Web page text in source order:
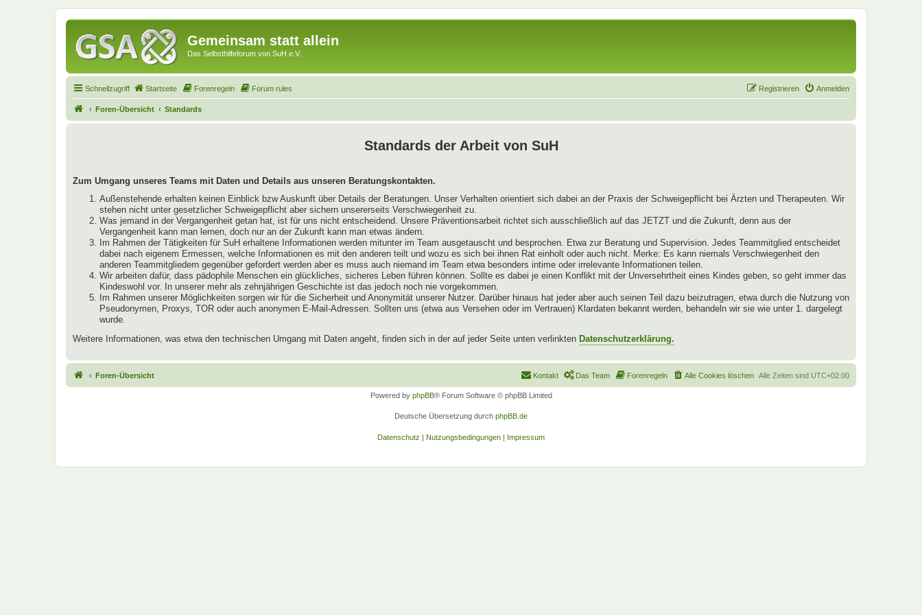
Gemeinsam statt allein
Das Selbsthilfeforum von SuH e.V.
Schnellzugriff Startseite Forenregeln Forum rules Anmelden
Registrieren
Foren-Übersicht Standards
Standards der Arbeit von SuH
Zum Umgang unseres Teams mit Daten und Details aus unseren Beratungskontakten.
Außenstehende erhalten keinen Einblick bzw Auskunft über Details der Beratungen. Unser Verhalten orientiert sich dabei an der Praxis der Schweigepflicht bei Ärzten und Therapeuten. Wir
stehen nicht unter gesetzlicher Schweigepflicht aber sichern unsererseits Verschwiegenheit zu.
Was jemand in der Vergangenheit getan hat, ist für uns nicht entscheidend. Unsere Präventionsarbeit richtet sich ausschließlich auf das JETZT und die Zukunft, denn aus der
Vergangenheit kann man lernen, doch nur an der Zukunft kann man etwas ändern.
Im Rahmen der Tätigkeiten für SuH erhaltene Informationen werden mitunter im Team ausgetauscht und besprochen. Etwa zur Beratung und Supervision. Jedes Teammitglied entscheidet
dabei nach eigenem Ermessen, welche Informationen es mit den anderen teilt und wozu es sich bei ihnen Rat einholt oder auch nicht. Merke: Es kann niemals Verschwiegenheit den
anderen Teammitgliedern gegenüber gefordert werden aber es muss auch niemand im Team etwa besonders intime oder irrelevante Informationen teilen.
Wir arbeiten dafür, dass pädophile Menschen ein glückliches, sicheres Leben führen können. Sollte es dabei je einen Konflikt mit der Unversehrtheit eines Kindes geben, so geht immer das
Kindeswohl vor. In unserer mehr als zehnjährigen Geschichte ist das jedoch noch nie vorgekommen.
Im Rahmen unserer Möglichkeiten sorgen wir für die Sicherheit und Anonymität unserer Nutzer. Darüber hinaus hat jeder aber auch seinen Teil dazu beizutragen, etwa durch die Nutzung von
Pseudonymen, Proxys, TOR oder auch anonymen E-Mail-Adressen. Sollten uns (etwa aus Versehen oder im Vertrauen) Klardaten bekannt werden, behandeln wir sie wie unter 1. dargelegt
wurde.
Weitere Informationen, was etwa den technischen Umgang mit Daten angeht, finden sich in der auf jeder Seite unten verlinkten Datenschutzerklärung.
Foren-Übersicht Alle Zeiten sind UTC+02:00
Alle Cookies löschen
Forenregeln
Das Team
Kontakt
Powered by phpBB® Forum Software © phpBB Limited
Deutsche Übersetzung durch phpBB.de
Datenschutz | Nutzungsbedingungen | Impressum